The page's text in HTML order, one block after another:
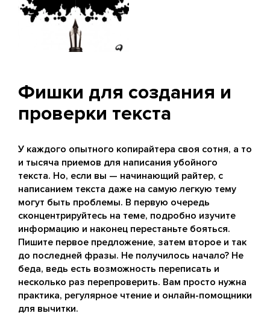
Фишки для создания и
проверки текста
У каждого опытного копирайтера своя сотня, а то
и тысяча приемов для написания убойного
текста. Но, если вы — начинающий райтер, с
написанием текста даже на самую легкую тему
могут быть проблемы. В первую очередь
сконцентрируйтесь на теме, подробно изучите
информацию и наконец перестаньте бояться.
Пишите первое предложение, затем второе и так
до последней фразы. Не получилось начало? Не
беда, ведь есть возможность переписать и
несколько раз перепроверить. Вам просто нужна
практика, регулярное чтение и онлайн-помощники
для вычитки.